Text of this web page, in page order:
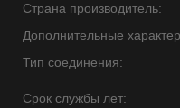
Страна производитель:
Дополнительные
Тип соединения:
Срок службы лет: